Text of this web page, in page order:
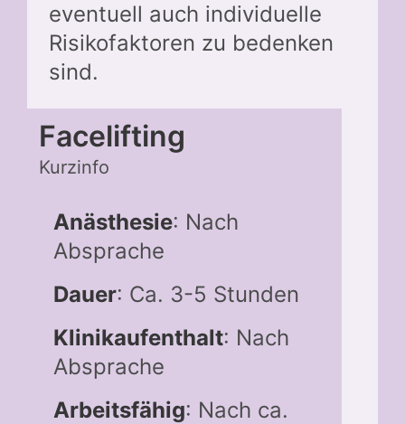
eventuell auch individuelle
Risikofaktoren zu bedenken
sind.
Facelifting
Kurzinfo
Anästhesie: Nach
Absprache
Dauer: Ca. 3-5 Stunden
Klinikaufenthalt: Nach
Absprache
Arbeitsfähig: Nach ca.